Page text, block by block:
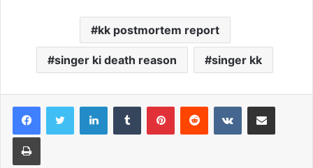
kk postmortem report
singer ki death reason singer kk
LinkedInTumblr PinterestReddit VKontakteShare via Email
Print